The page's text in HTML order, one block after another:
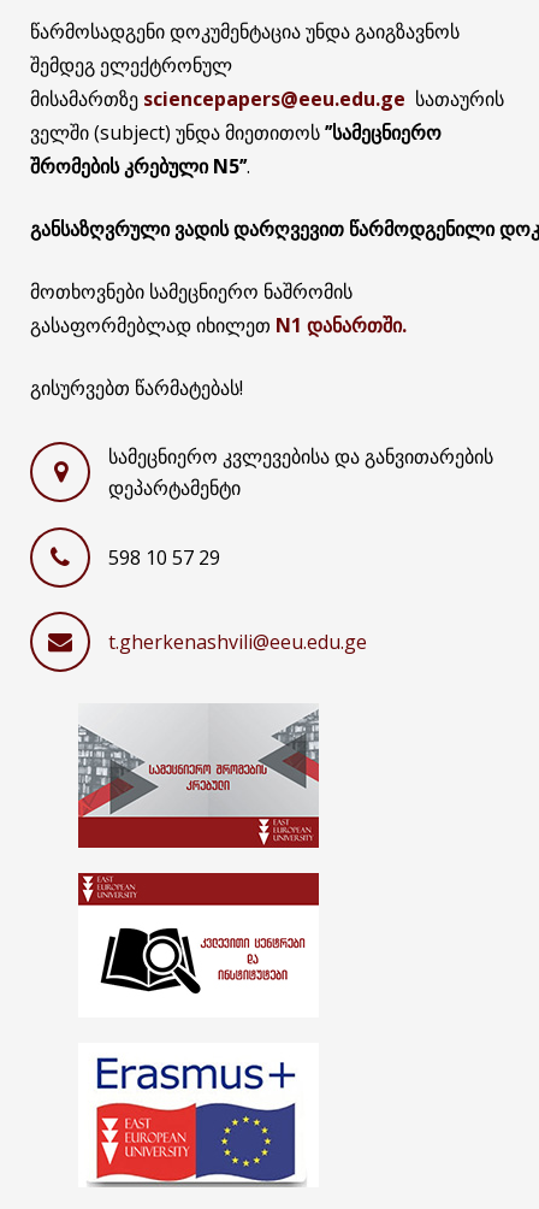
წარმოსადგენი დოკუმენტაცია უნდა გაიგზავნოს
შემდეგ ელექტრონულ
მისამართზე sciencepapers@eeu.edu.ge სათაურის
ველში (subject) უნდა მიეთითოს’’სამეცნიერო
შრომებისკრებულიN5’’.
განსაზღვრულივადისდარღვევით წარმოდგენილი
მოთხოვნები სამეცნიერო ნაშრომის
გასაფორმებლად იხილეთ N1 დანართში.
გისურვებთ წარმატებას!
სამეცნიერო კვლევებისა და განვითარების
დეპარტამენტი
598 10 57 29
t.gherkenashvili@eeu.edu.ge